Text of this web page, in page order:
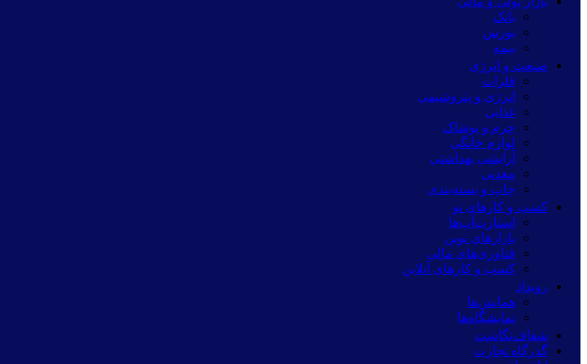
بانک
بورس
بیمه
صنعت و انرژی
فلزات
انرژی و پتروشیمی
غذایی
چرم و پوشاک
لوازم خانگی
آرایشی بهداشتی
معدنی
چاپ و بسته‌بندی
کسب و کارهای نو
استارت‌آپ‌ها
بازارهای نوین
فناوری‌های مالی
کسب و کارهای آنلاین
رویداد
همایش‌ها
نمایشگاه‌ها
شفاف‌نگاشت
گذرگاه تجارت